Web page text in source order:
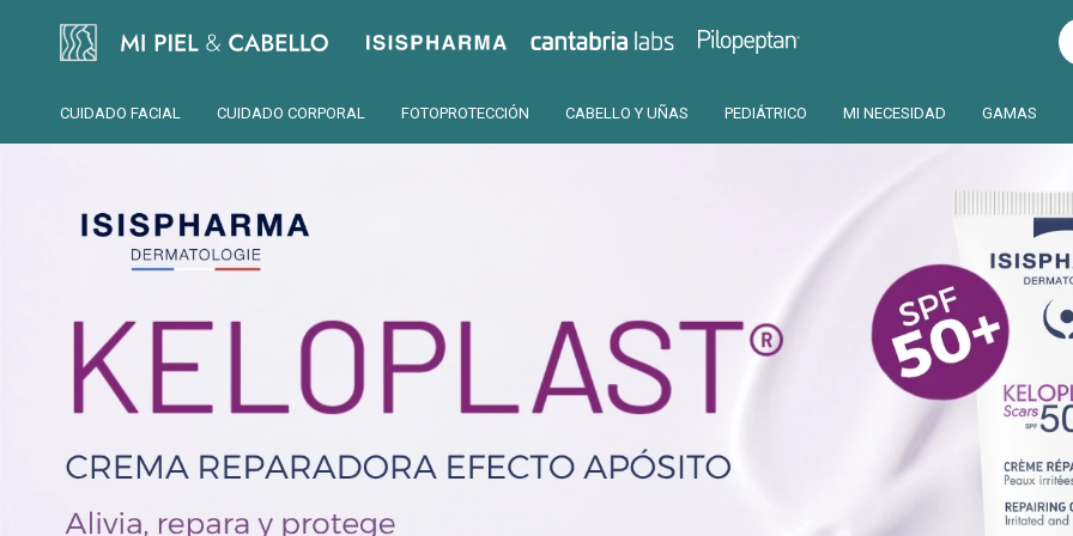
CUIDADO FACIAL CUIDADO CORPORAL FOTOPROTECCIÓN CABELLO Y UÑAS PEDIÁTRICO MI NECESIDAD GAMAS
Isispharma Cantabria Pilopeptan